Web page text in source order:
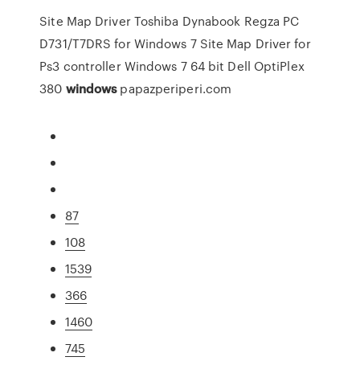
Site Map Driver Toshiba Dynabook Regza PC
D731/T7DRS for Windows 7 Site Map Driver for
Ps3 controller Windows 7 64 bit Dell OptiPlex
380 windowspapazperiperi.com
87
108
1539
366
1460
745